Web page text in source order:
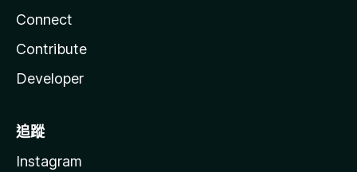
Connect
Contribute
Developer
追蹤
Instagram